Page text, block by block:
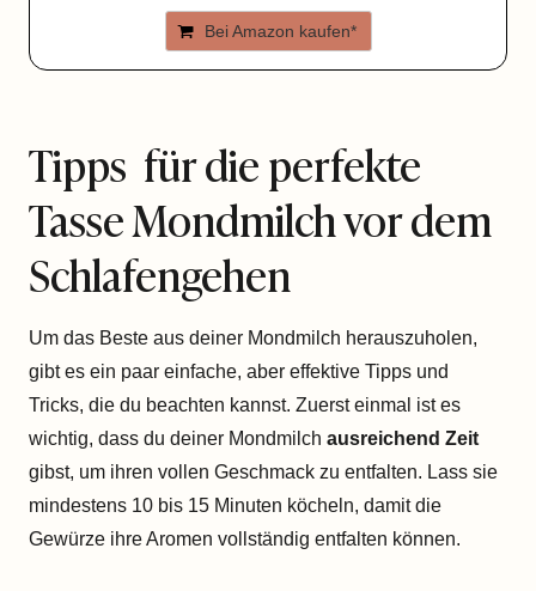
Bei Amazon kaufen*
Tipps für die perfekte
Tasse Mondmilch vor dem
Schlafengehen
Um das Beste aus deiner Mondmilch herauszuholen,
gibt es ein paar einfache, aber effektive Tipps und
Tricks, die du beachten kannst. Zuerst einmal ist es
wichtig, dass du deiner Mondmilch ausreichend Zeit
gibst, um ihren vollen Geschmack zu entfalten. Lass sie
mindestens 10 bis 15 Minuten köcheln, damit die
Gewürze ihre Aromen vollständig entfalten können.